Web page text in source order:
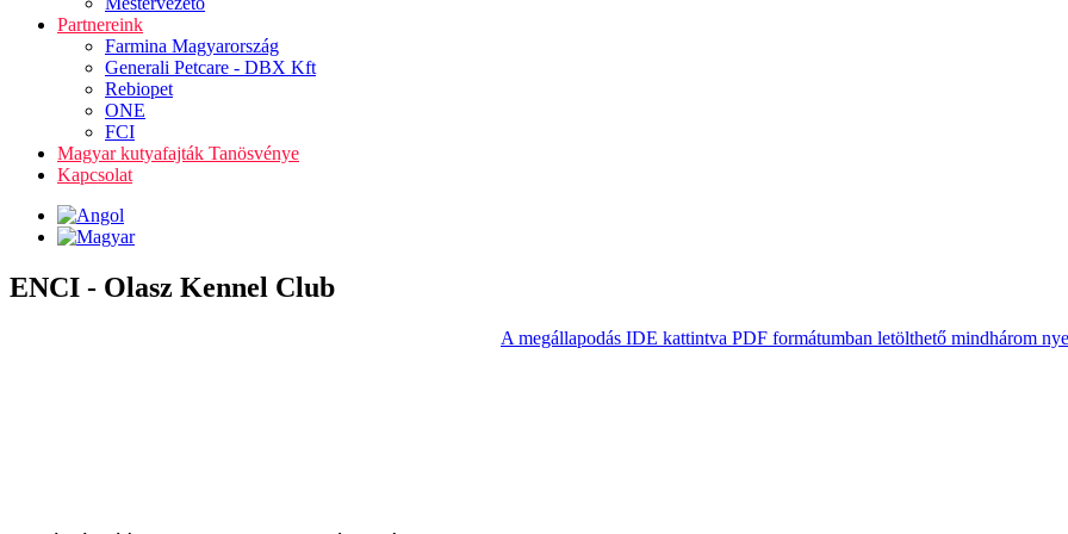
Partnereink
Farmina Magyarország
Generali Petcare - DBX Kft
Rebiopet
ONE
FCI
Magyar kutyafajták Tanösvénye
Kapcsolat
ENCI - Olasz Kennel Club
A megállapodás IDE kattintva PDF formátumban letölthető mindhárom